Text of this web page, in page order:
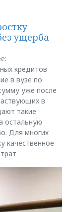
ущерба
кредитов
в вузе по
уже после
в
такие
остальную
Для многих
качественное